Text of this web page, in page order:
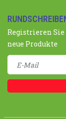
Registrieren
neue Produkte